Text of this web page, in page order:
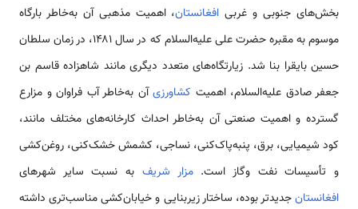
بخش‌های جنوبی و غربی افغانستان، اهمیت مذهبی آن به‌خاطر بارگاه
موسوم به مقبره حضرت علی علیه‌السلام که در سال ۱۴۸۱، در زمان سلطان
حسین بایقرا بنا شد. زیارتگاه‌های متعدد دیگری مانند شاهزاده قاسم بن
جعفر صادق علیه‌السلام، اهمیت کشاورزیآن به‌خاطر آب فراوان و مزارع
گسترده و اهمیت صنعتی آن به‌خاطر احداث کارخانه‌های مختلف مانند،
کود شیمیایی، برق، پنبه‌پاک‌کنی، نساجی، کشمش خشک‌کنی، روغن‌کشی
و تأسیسات نفت وگاز است.مزار شریف به نسبت سایر شهرهای
افغانستانجدیدتر بوده، ساختار زیربنایی و خیابان‌کشی مناسب‌تری داشته